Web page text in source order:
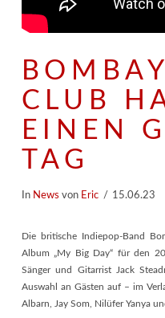
CLUB
EINEN
AG
In News von Eric 15.06.23
Die britische Indiepop-Band
Album „My Big Day“ für den
Sänger und Gitarrist Jack
Auswahl an Gästen auf – im
Albarn, Jay Som, Nilüfer Yanya